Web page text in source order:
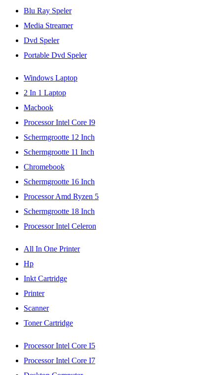
Blu Ray Speler
Media Streamer
Dvd Speler
Portable Dvd Speler
Windows Laptop
2 In 1 Laptop
Macbook
Processor Intel Core I9
Schermgrootte 12 Inch
Schermgrootte 11 Inch
Chromebook
Schermgrootte 16 Inch
Processor Amd Ryzen 5
Schermgrootte 18 Inch
Processor Intel Celeron
All In One Printer
Hp
Inkt Cartridge
Printer
Scanner
Toner Cartridge
Processor Intel Core I5
Processor Intel Core I7